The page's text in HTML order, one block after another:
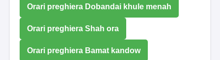
Orari preghiera Dobandai khule menah
Orari preghiera Shah ora
Orari preghiera Bamat kandow